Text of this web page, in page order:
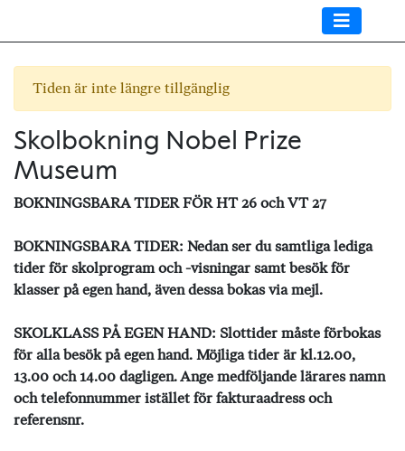
Tiden är inte längre tillgänglig
Skolbokning Nobel Prize
Museum
BOKNINGSBARA TIDER FÖR HT 26 och VT 27
BOKNINGSBARA TIDER: Nedan ser du samtliga lediga
tider för skolprogram och -visningar samt besök för
klasser på egen hand, även dessa bokas via mejl.
SKOLKLASS PÅ EGEN HAND: Slottider måste förbokas
för alla besök på egen hand. Möjliga tider är kl.12.00,
13.00 och 14.00 dagligen. Ange medföljande lärares namn
och telefonnummer istället för fakturaadress och
referensnr.